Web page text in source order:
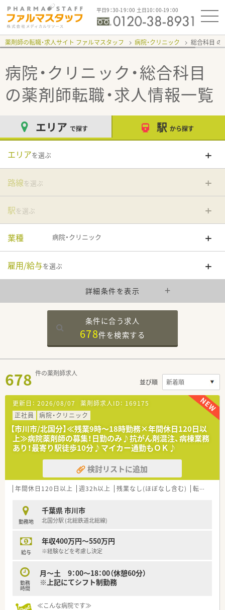
平日9：30-19：00 土日10：00-19：00
薬剤師の転職・求人サイト ファルマスタッフ 病院・クリニック 総合科目
病院・クリニック・総合科目
の薬剤師転職・求人情報一覧
エリア で探す 駅 から探す
エリアを選ぶ
路線を選ぶ
駅を選ぶ
業種 病院・クリニック
雇用/給与を選ぶ
詳細条件を表示
条件に合う求人
678件を検索する
678 件の薬剤師求人
並び順
更新日： 2026/08/07 薬剤師求人ID： 169175
正社員
病院・クリニック
【市川市/北国分】≪残業9時～18時勤務×年間休日120日以
上≫病院薬剤師の募集！日勤のみ♪抗がん剤混注、病棟業務
あり！最寄り駅徒歩10分♪マイカー通勤もＯＫ♪
検討リストに追加
年間休日120日以上 週32h以上 残業なし(ほぼなし含む) 転勤なし
勤務地
千葉県 市川市
北国分駅 (北総鉄道北総線)
給与
年収400万円～550万円
※経験などを考慮し決定
勤務
時間
月～土 9：00～18：00（休憩60分）
※上記にてシフト制勤務
≪こんな病院です≫